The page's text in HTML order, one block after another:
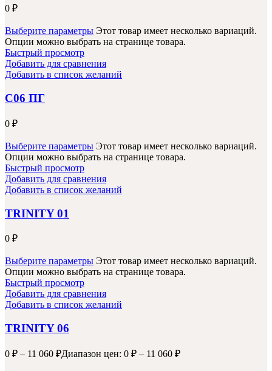
0 ₽
Выберите параметры Этот товар имеет несколько вариаций.
Опции можно выбрать на странице товара.
Быстрый просмотр
Добавить для сравнения
Добавить в список желаний
С06 ПГ
0 ₽
Выберите параметры Этот товар имеет несколько вариаций.
Опции можно выбрать на странице товара.
Быстрый просмотр
Добавить для сравнения
Добавить в список желаний
TRINITY 01
0 ₽
Выберите параметры Этот товар имеет несколько вариаций.
Опции можно выбрать на странице товара.
Быстрый просмотр
Добавить для сравнения
Добавить в список желаний
TRINITY 06
0 ₽ – 11 060 ₽Диапазон цен: 0 ₽ – 11 060 ₽